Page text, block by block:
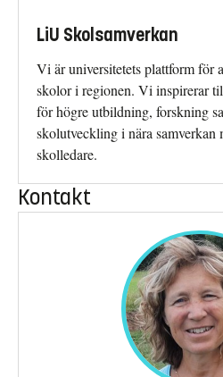
LiU Skolsamverkan
Vi är universitetets plattform för
skolor i regionen. Vi inspirerar
för högre utbildning, forskning
skolutveckling i nära samverkan
skolledare.
Kontakt